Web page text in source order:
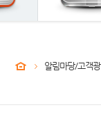
알림마당/고객